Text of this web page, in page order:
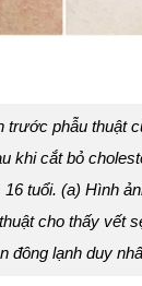
trước phẫu thuật
khi cắt bỏ
tuổi. (a) Hình
cho thấy vết
đông lạnh duy